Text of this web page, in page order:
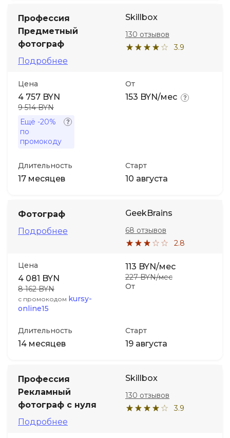
Профессия
Предметный
фотограф
Подробнее
Skillbox
3.9
130 отзывов
Цена
4 757 BYN
9 514 BYN
Ещё -20%
по
промокоду
От
153 BYN/мес
Длительность
17 месяцев
Старт
10 августа
Фотограф
Подробнее
GeekBrains
2.8
68 отзывов
Цена
4 081 BYN
8 162 BYN
с промокодом kursy-
online15
От
113 BYN/мес
227 BYN/мес
Длительность
14 месяцев
Старт
19 августа
Профессия
Рекламный
фотограф с нуля
Подробнее
Skillbox
3.9
130 отзывов